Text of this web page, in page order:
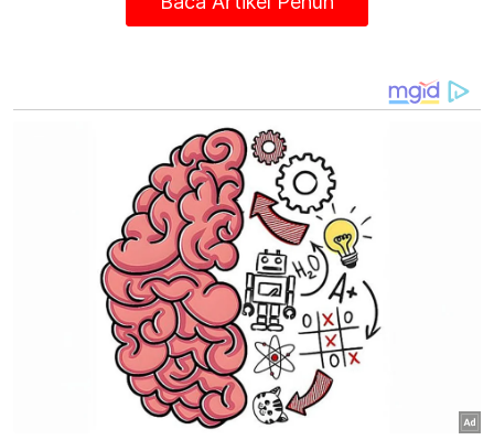
pengeluar telur ayam yang menaikan harga